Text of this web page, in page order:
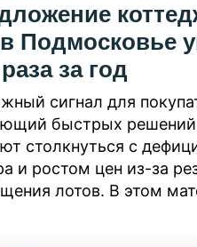
Подмосковье
за год
сигнал для
быстрых
столкнуться с
и ростом цен из-за
лотов. В этом